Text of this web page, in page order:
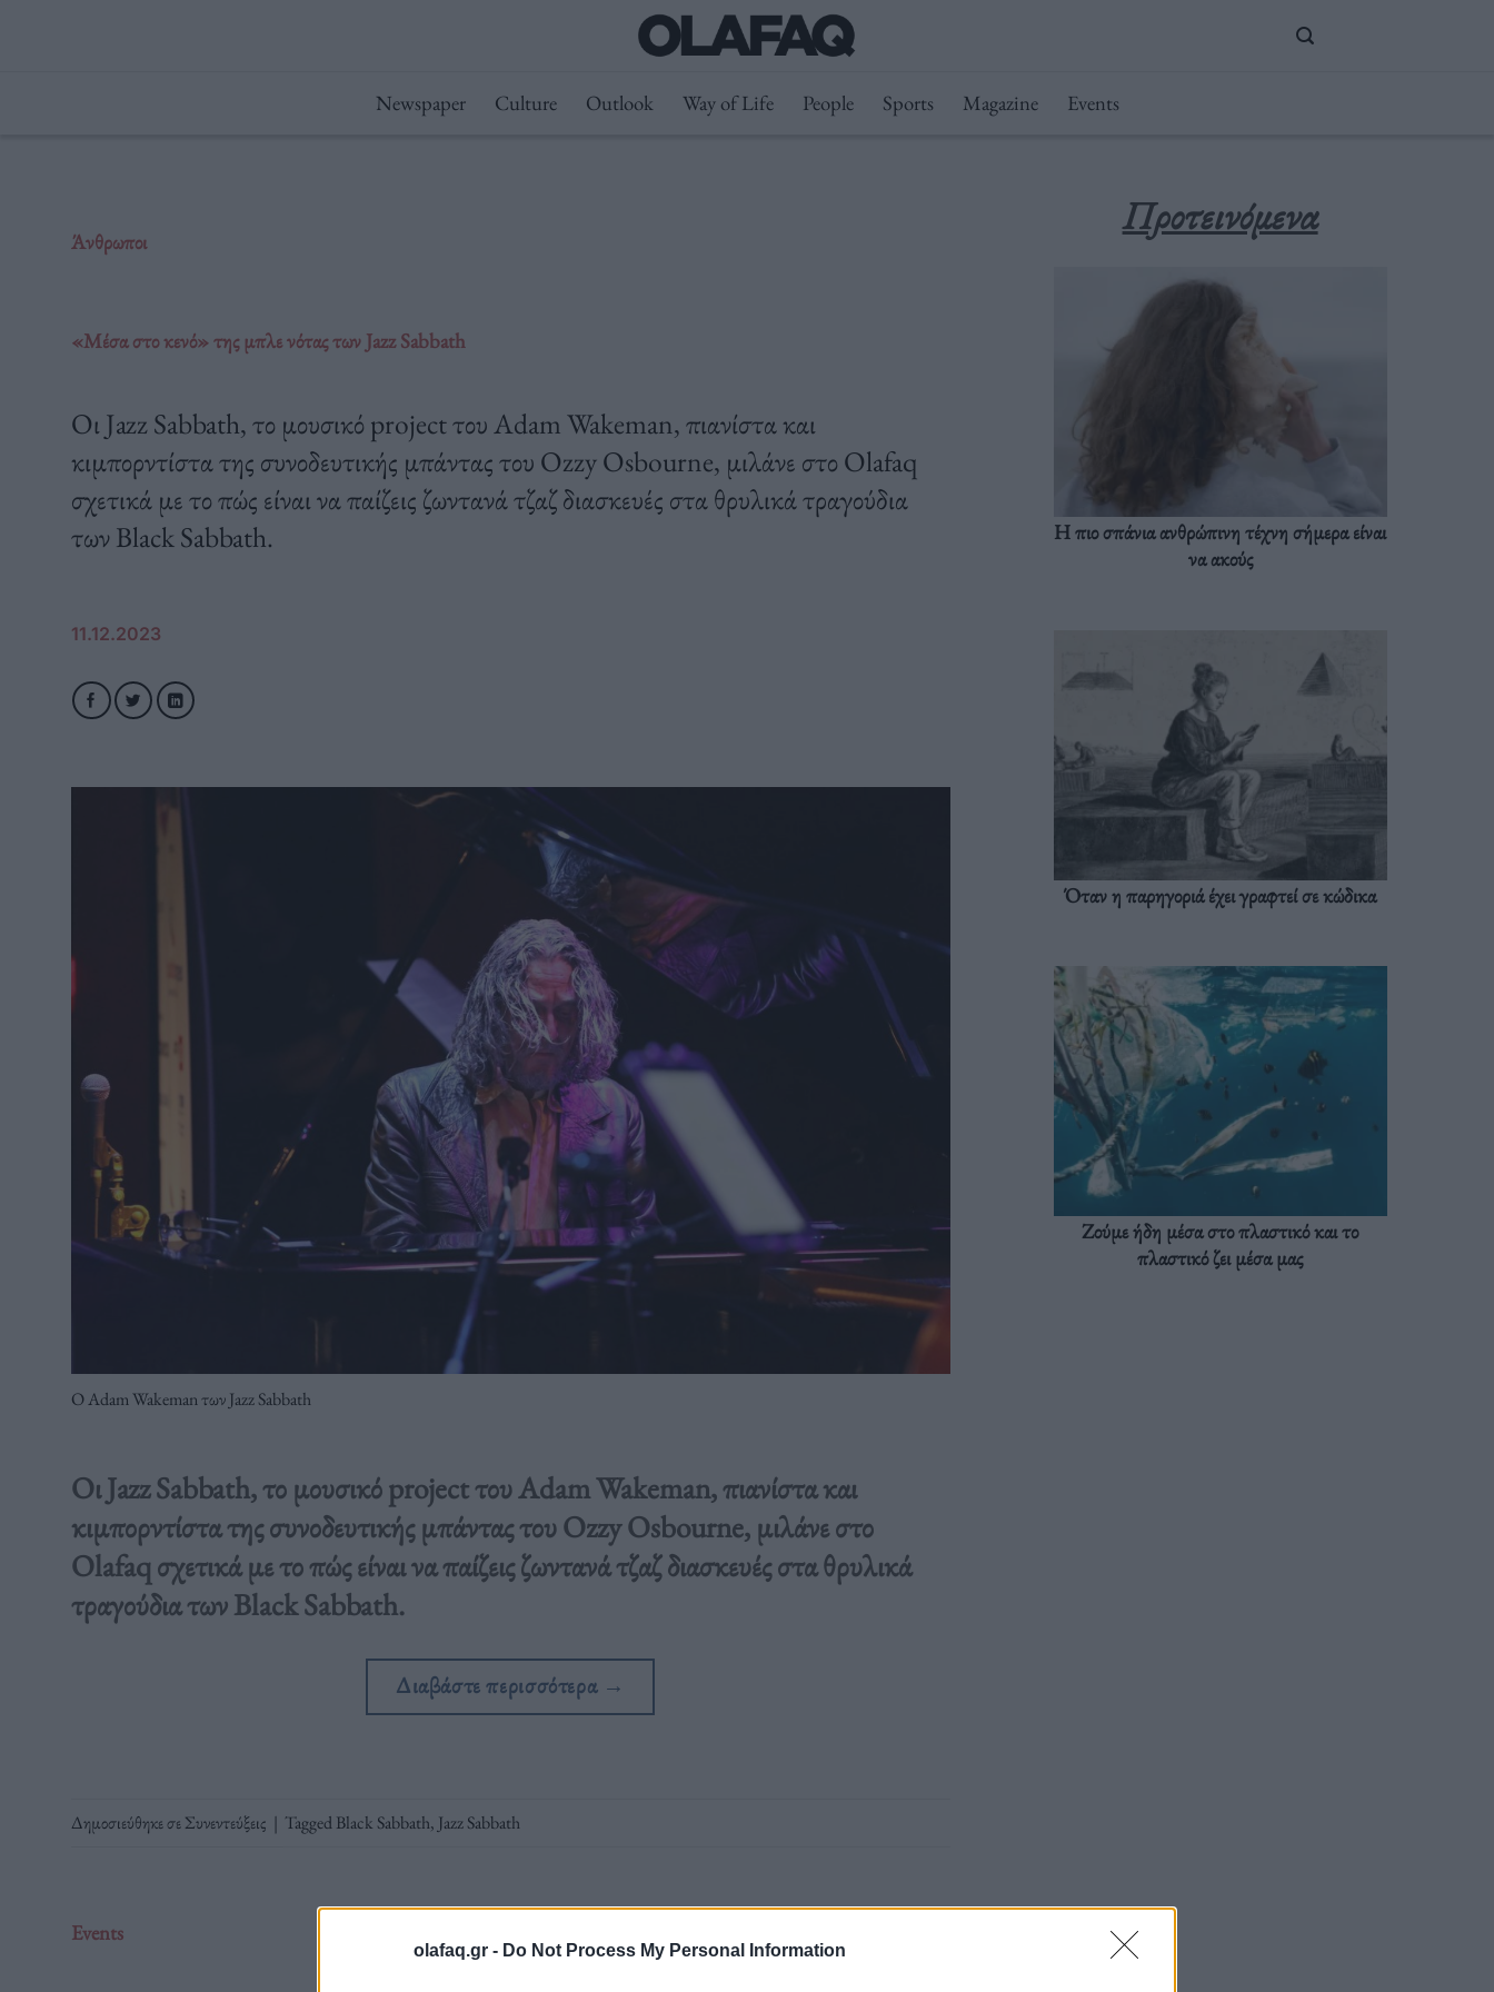
olafaq.gr - Do Not Process My Personal Information
Newspaper Culture Outlook Way of Life People Sports Magazine Events
Άνθρωποι
«Μέσα στο κενό» της μπλε νότας των Jazz Sabbath
Οι Jazz Sabbath, το μουσικό project του Αdam Wakeman, πιανίστα και
κιμπορντίστα της συνοδευτικής μπάντας του Ozzy Osbourne, μιλάνε στο Olafaq
σχετικά με το πώς είναι να παίζεις ζωντανά τζαζ διασκευές στα θρυλικά τραγούδια
των Black Sabbath.
11.12.2023
Ο Adam Wakeman των Jazz Sabbath
Οι Jazz Sabbath, το μουσικό project του Αdam Wakeman, πιανίστα και
κιμπορντίστα της συνοδευτικής μπάντας του Ozzy Osbourne, μιλάνε στο
Olafaq σχετικά με το πώς είναι να παίζεις ζωντανά τζαζ διασκευές στα θρυλικά
τραγούδια των Black Sabbath.
Διαβάστε περισσότερα →
Δημοσιεύθηκε σεΣυνεντεύξεις | TaggedBlack Sabbath, Jazz Sabbath
Events
Προτεινόμενα
Η πιο σπάνια ανθρώπινη τέχνη σήμερα είναι
να ακούς
Όταν η παρηγοριά έχει γραφτεί σε κώδικα
Ζούμε ήδη μέσα στο πλαστικό και το
πλαστικό ζει μέσα μας